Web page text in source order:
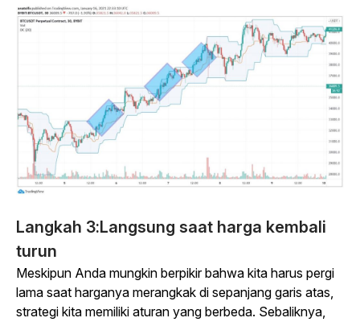
Langkah 3:Langsung saat harga kembali
turun
Meskipun Anda mungkin berpikir bahwa kita harus pergi
lama saat harganya merangkak di sepanjang garis atas,
strategi kita memiliki aturan yang berbeda. Sebaliknya,